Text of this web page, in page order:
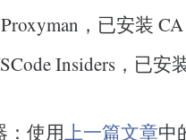
，已安装
Insiders，已安
：使用上一篇文章中